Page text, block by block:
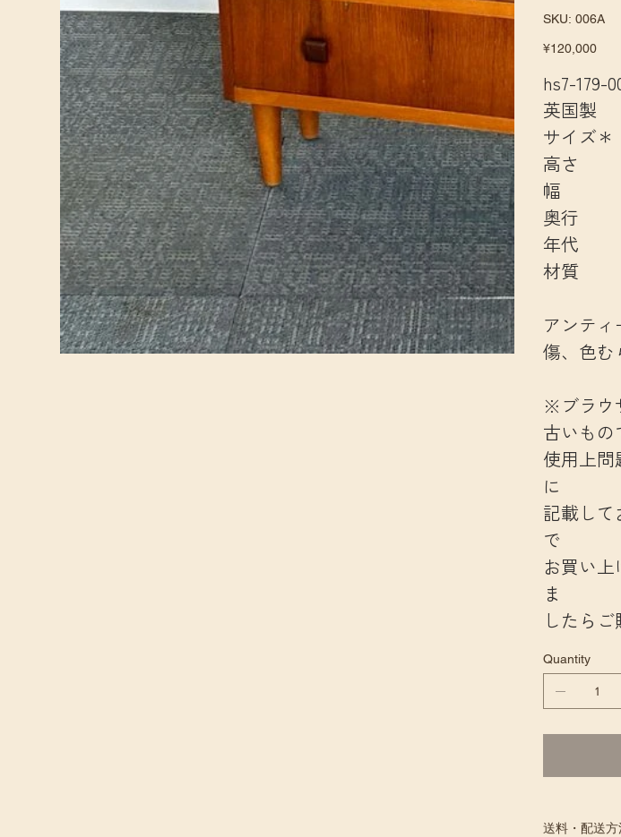
SKU: SKU
006A
006A
Price
¥120,000
hs7-179-
英国製
サイズ＊
高さ
幅
奥行
年代
材
アンテ
傷、色む
※ブラウ
古いも
使用上
に
記載し
で
お買い
ま
したら
Quantity
送料・配送方